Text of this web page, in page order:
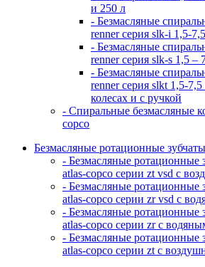
и 250 л
- Безмасляные
renner серия slk-i 1,5-
- Безмасляные
renner серия slk-s 1,5 –
- Безмасляные
renner серия slkt 1,5-
колесах и с ручкой
- Спиральные безмасляные
copco
Безмасляные ротационные
- Безмасляные ротационные
atlas-copco серии zt vsd с
- Безмасляные ротационные
atlas-copco серии zr vsd с
- Безмасляные ротационные
atlas-copco серии zr с
- Безмасляные ротационные
atlas-copco серии zt с